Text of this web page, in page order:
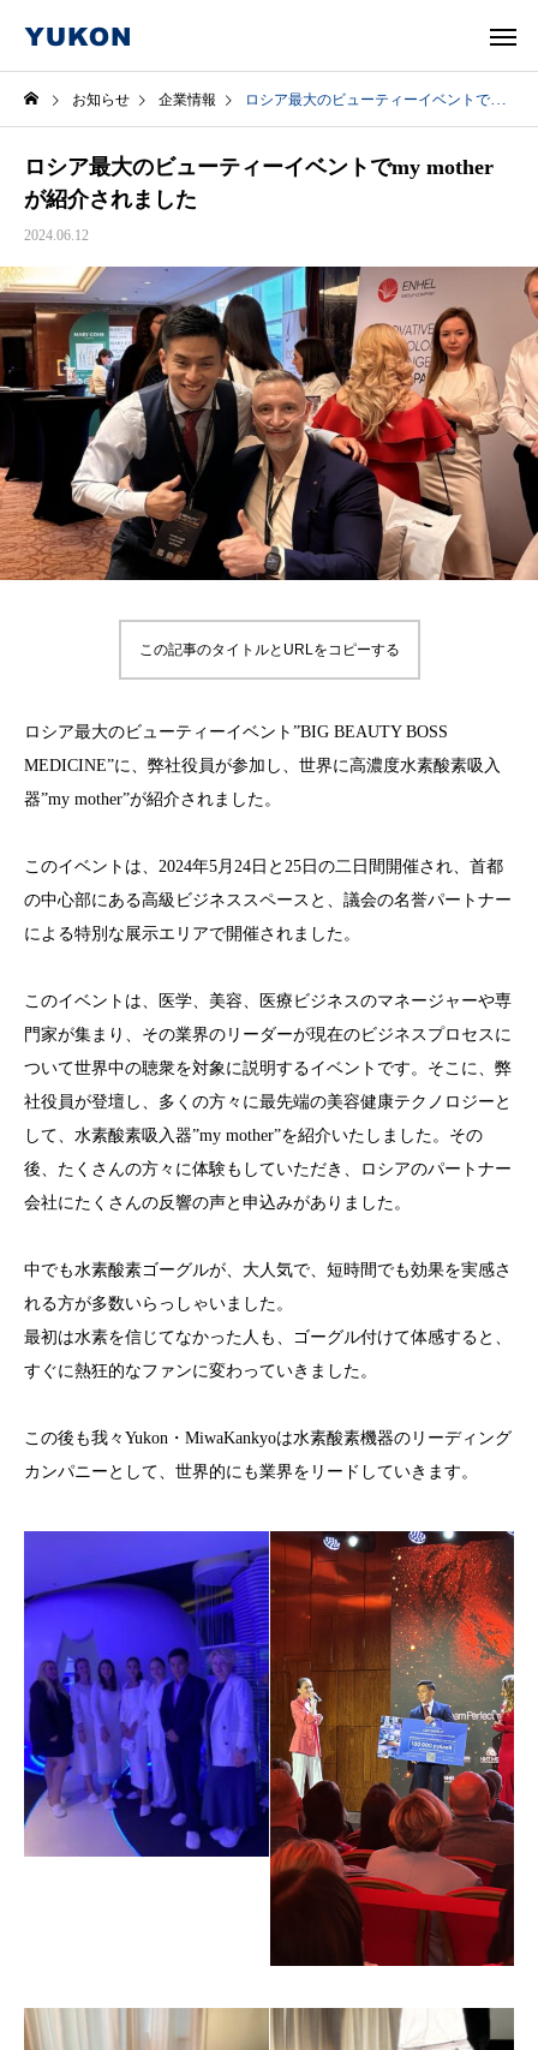
お知らせ 企業情報 ロシア最大のビューティーイベントでmy motherが紹介されました
ロシア最大のビューティーイベントでmy mother
が紹介されました
2024.06.12
この記事のタイトルとURLをコピーする
ロシア最大のビューティーイベント”BIG BEAUTY BOSS
MEDICINE”に、弊社役員が参加し、世界に高濃度水素酸素吸入
器”my mother”が紹介されました。
このイベントは、2024年5月24日と25日の二日間開催され、首都
の中心部にある高級ビジネススペースと、議会の名誉パートナー
による特別な展示エリアで開催されました。
このイベントは、医学、美容、医療ビジネスのマネージャーや専
門家が集まり、その業界のリーダーが現在のビジネスプロセスに
ついて世界中の聴衆を対象に説明するイベントです。そこに、弊
社役員が登壇し、多くの方々に最先端の美容健康テクノロジーと
して、水素酸素吸入器”my mother”を紹介いたしました。その
後、たくさんの方々に体験もしていただき、ロシアのパートナー
会社にたくさんの反響の声と申込みがありました。
中でも水素酸素ゴーグルが、大人気で、短時間でも効果を実感さ
れる方が多数いらっしゃいました。
最初は水素を信じてなかった人も、ゴーグル付けて体感すると、
すぐに熱狂的なファンに変わっていきました。
この後も我々Yukon・MiwaKankyoは水素酸素機器のリーディング
カンパニーとして、世界的にも業界をリードしていきます。